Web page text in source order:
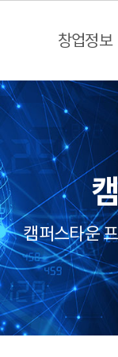
창업정보
캠퍼스타운